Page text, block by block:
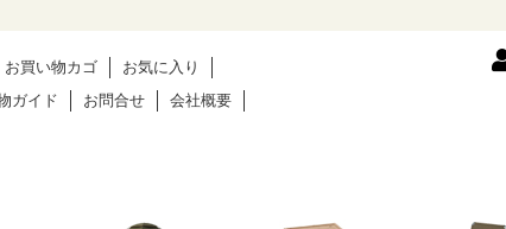
お買い物カゴ
お気に入り
ガイド
お問合せ 会社概要